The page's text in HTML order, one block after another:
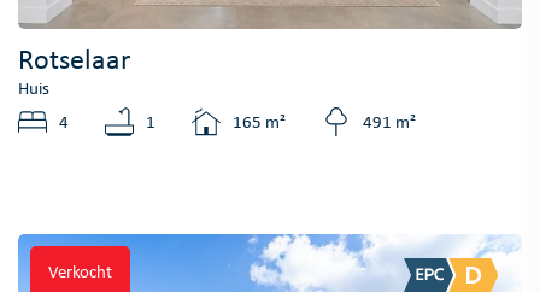
Rotselaar
Huis
4
1 165 m² 491 m²
Verkocht